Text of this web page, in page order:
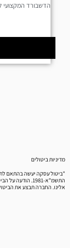
הדשבורד המקצועי
מדיניות ביטולים
התשמ"א-1981. הודעה על הביטול תעשה באמצעות פניה בדוא"ל או באמצעות פניה טלפונית
אלינו. החברה תבצע את